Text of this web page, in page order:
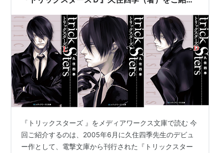
この商品を含むブログ (60件) を見る
『トリックスターズ 』をメディアワークス文庫で読む 今
回ご紹介するのは、2005年6月に久住四季先生のデビュ
ー作として、電撃文庫から刊行された『トリックスター